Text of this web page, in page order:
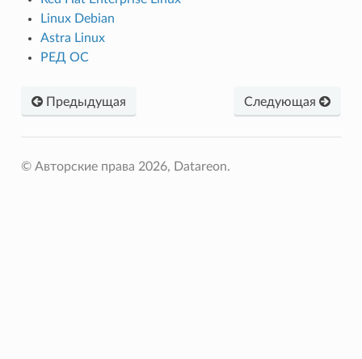
Linux Debian
Astra Linux
РЕД ОС
Предыдущая Следующая
© Авторские права 2026, Datareon.